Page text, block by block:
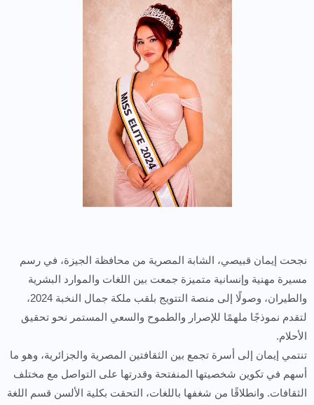
نجحت إيمان قبيصي، الشابة المصرية من محافظة الجيزة، في رسم
مسيرة مهنية وإنسانية متميزة جمعت بين اللغات والموارد البشرية
والطيران، وصولًا إلى منصة التتويج بلقب ملكة جمال النخبة 2024،
لتقدم نموذجًا ملهمًا للإصرار والطموح والسعي المستمر نحو تحقيق
الأحلام.
تنتمي إيمان إلى أسرة تجمع بين الثقافتين المصرية والجزائرية، وهو ما
أسهم في تكوين شخصيتها المنفتحة وقدرتها على التواصل مع مختلف
الثقافات. وانطلاقًا من شغفها باللغات، التحقت بكلية الألسن قسم اللغة